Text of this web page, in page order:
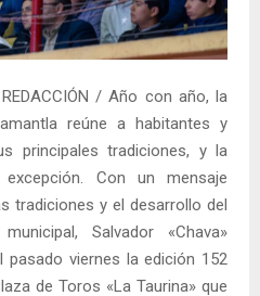
/ Año con año, la
reúne a habitantes y
principales tradiciones, y la
Con un mensaje
tradiciones y el desarrollo del
Salvador «Chava»
pasado viernes la edición 152
de Toros «La Taurina» que